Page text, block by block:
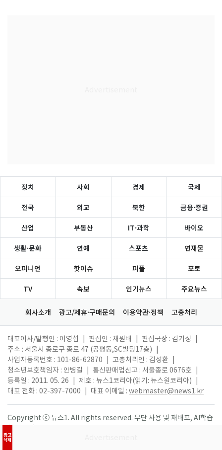
광고
삭제
정치 사회 경제 국제
전국 외교 북한 금융·증권
산업 부동산 IT·과학 바이오
생활·문화 연예 스포츠 연재물
오피니언 핫이슈 피플 포토
TV 속보 인기뉴스 주요뉴스
회사소개 광고/제휴·구매문의 이용약관·정책 고충처리
대표이사/발행인 : 이영섭 편집인 : 채원배 편집국장 : 김기성
주소 : 서울시 종로구 종로 47 (공평동,SC빌딩17층)
사업자등록번호 : 101-86-62870
고충처리인 : 김성환
청소년보호책임자 : 안병길
통신판매업신고 : 서울종로 0676호
등록일 : 2011. 05. 26
제호 : 뉴스1코리아(읽기: 뉴스원코리아)
대표 전화 : 02-397-7000
대표 이메일 : webmaster@news1.kr
Copyright ⓒ 뉴스1. All rights reserved. 무단 사용 및 재배포, AI학습